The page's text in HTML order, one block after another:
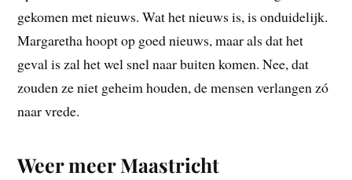
gekomen met nieuws. Wat het nieuws is, is onduidelijk.
Margaretha hoopt op goed nieuws, maar als dat het
geval is zal het wel snel naar buiten komen. Nee, dat
zouden ze niet geheim houden, de mensen verlangen zó
naar vrede.
Weer meer Maastricht